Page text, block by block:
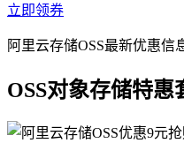
立即领券
阿里云存储OSS最新优惠
OSS对象存储特惠